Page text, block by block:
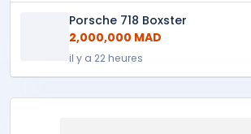
Porsche 718 Boxster
2,000,000 MAD
il y a 22 heures